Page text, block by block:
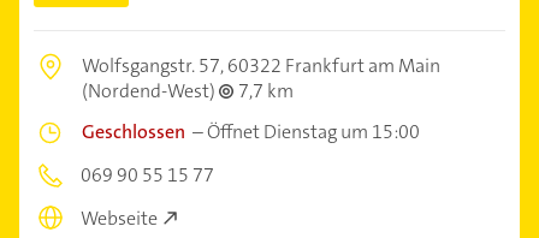
Wolfsgangstr. 57,60322 Frankfurt am Main
(Nordend-West)
7,7 km
Geschlossen –Öffnet Dienstag um 15:00
069 90 55 15 77
Webseite